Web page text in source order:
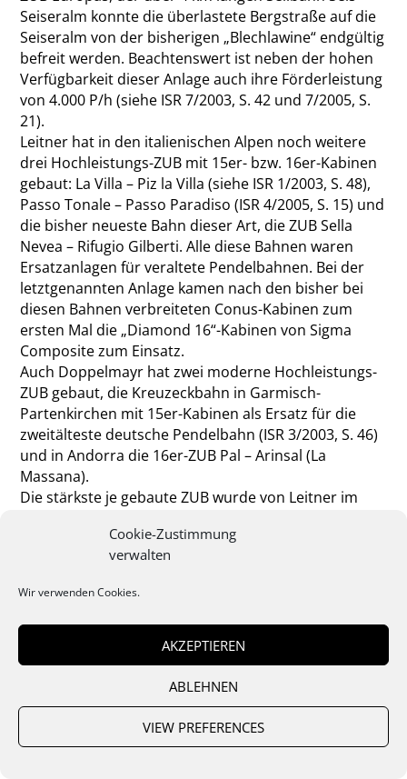
Cookie-Zustimmung
verwalten
Wir verwenden Cookies.
AKZEPTIEREN
ABLEHNEN
VIEW PREFERENCES
Seiseralm konnte die überlastete Bergstraße auf die
Seiseralm von der bisherigen „Blechlawine“ endgültig
befreit werden. Beachtenswert ist neben der hohen
Verfügbarkeit dieser Anlage auch ihre Förderleistung
von 4.000 P/h (siehe ISR 7/2003, S. 42 und 7/2005, S.
21).
Leitner hat in den italienischen Alpen noch weitere
drei Hochleistungs-ZUB mit 15er- bzw. 16er-Kabinen
gebaut: La Villa – Piz la Villa (siehe ISR 1/2003, S. 48),
Passo Tonale – Passo Paradiso (ISR 4/2005, S. 15) und
die bisher neueste Bahn dieser Art, die ZUB Sella
Nevea – Rifugio Gilberti. Alle diese Bahnen waren
Ersatzanlagen für veraltete Pendelbahnen. Bei der
letztgenannten Anlage kamen nach den bisher bei
diesen Bahnen verbreiteten Conus-Kabinen zum
ersten Mal die „Diamond 16“-Kabinen von Sigma
Composite zum Einsatz.
Auch Doppelmayr hat zwei moderne Hochleistungs-
ZUB gebaut, die Kreuzeckbahn in Garmisch-
Partenkirchen mit 15er-Kabinen als Ersatz für die
zweitälteste deutsche Pendelbahn (ISR 3/2003, S. 46)
und in Andorra die 16er-ZUB Pal – Arinsal (La
Massana).
Die stärkste je gebaute ZUB wurde von Leitner im
12–13). Diese als „Ngong Ping 360“ bezeichntete
Anlage ist ganzjährig in Betrieb und bringt als
einerseits zu einem Kloster und einer großen
Buddha-Statue, andererseits bietet sie ­einen
großartigen Ausblick auf den Lantau-Nationalpark
und den Flughafen von Hongkong. Die Gesamtanlage
ist mit vier Stationen, zwei Zugseilschleifen und drei
Tragseilabschnitten ausgeführt. In der Talstation
Tung Chung wird die erste Zugseilschleife
hydraulisch gespannt und befindet sich hier der